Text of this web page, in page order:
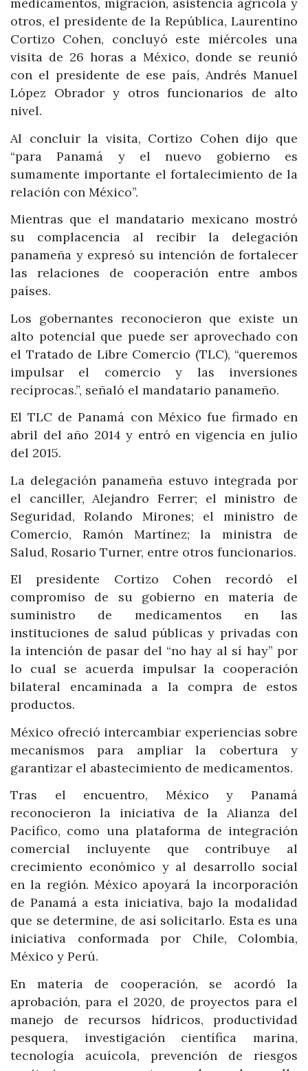
medicamentos, migración, asistencia agrícola y
otros, el presidente de la República, Laurentino
Cortizo Cohen, concluyó este miércoles una
visita de 26 horas a México, donde se reunió
con el presidente de ese país, Andrés Manuel
López Obrador y otros funcionarios de alto
nivel.
Al concluir la visita, Cortizo Cohen dijo que
“para Panamá y el nuevo gobierno es
sumamente importante el fortalecimiento de la
relación con México”.
Mientras que el mandatario mexicano mostró
su complacencia al recibir la delegación
panameña y expresó su intención de fortalecer
las relaciones de cooperación entre ambos
países.
Los gobernantes reconocieron que existe un
alto potencial que puede ser aprovechado con
el Tratado de Libre Comercio (TLC), “queremos
impulsar el comercio y las inversiones
recíprocas.”, señaló el mandatario panameño.
El TLC de Panamá con México fue firmado en
abril del año 2014 y entró en vigencia en julio
del 2015.
La delegación panameña estuvo integrada por
el canciller, Alejandro Ferrer; el ministro de
Seguridad, Rolando Mirones; el ministro de
Comercio, Ramón Martínez; la ministra de
Salud, Rosario Turner, entre otros funcionarios.
El presidente Cortizo Cohen recordó el
compromiso de su gobierno en materia de
suministro de medicamentos en las
instituciones de salud públicas y privadas con
la intención de pasar del “no hay al sí hay” por
lo cual se acuerda impulsar la cooperación
bilateral encaminada a la compra de estos
productos.
México ofreció intercambiar experiencias sobre
mecanismos para ampliar la cobertura y
garantizar el abastecimiento de medicamentos.
Tras el encuentro, México y Panamá
reconocieron la iniciativa de la Alianza del
Pacífico, como una plataforma de integración
comercial incluyente que contribuye al
crecimiento económico y al desarrollo social
en la región. México apoyará la incorporación
de Panamá a esta iniciativa, bajo la modalidad
que se determine, de así solicitarlo. Esta es una
iniciativa conformada por Chile, Colombia,
México y Perú.
En materia de cooperación, se acordó la
aprobación, para el 2020, de proyectos para el
manejo de recursos hídricos, productividad
pesquera, investigación científica marina,
tecnología acuícola, prevención de riesgos